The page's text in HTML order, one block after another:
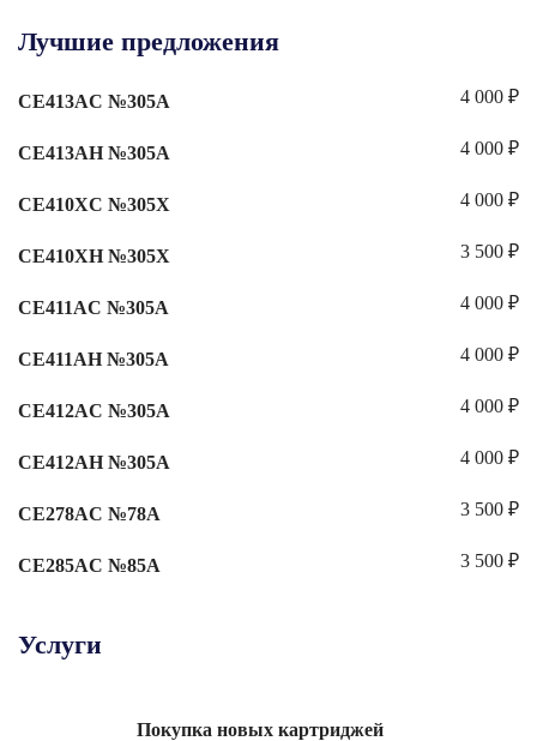
Лучшие предложения
CE413AC №305A 4 000 ₽
CE413AH №305A 4 000 ₽
CE410XC №305X 4 000 ₽
CE410XH №305X 3 500 ₽
CE411AC №305A 4 000 ₽
CE411AH №305A 4 000 ₽
CE412AC №305A 4 000 ₽
CE412AH №305A 4 000 ₽
CE278AC №78A 3 500 ₽
CE285AC №85A 3 500 ₽
Услуги
Покупка новых картриджей